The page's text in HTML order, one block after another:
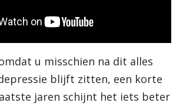
u misschien na dit alles
blijft zitten, een korte
jaren schijnt het iets beter